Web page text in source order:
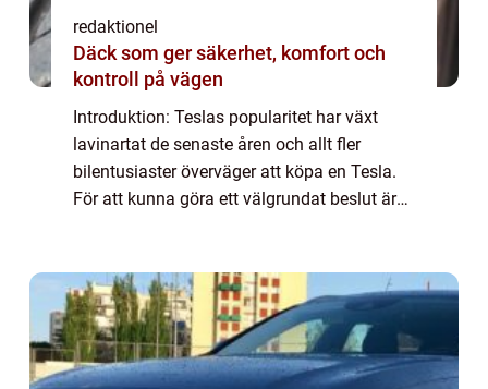
redaktionel
Däck som ger säkerhet, komfort och
kontroll på vägen
Introduktion: Teslas popularitet har växt
lavinartat de senaste åren och allt fler
bilentusiaster överväger att köpa en Tesla.
För att kunna göra ett välgrundat beslut är
Tesla...